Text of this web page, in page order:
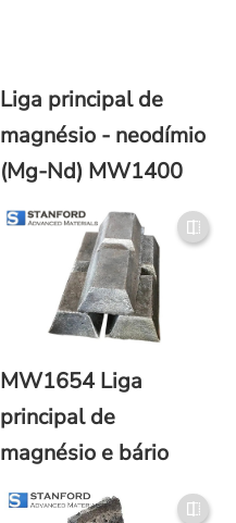
Liga principal de
magnésio - neodímio
(Mg-Nd) MW1400
MW1654 Liga
principal de
magnésio e bário